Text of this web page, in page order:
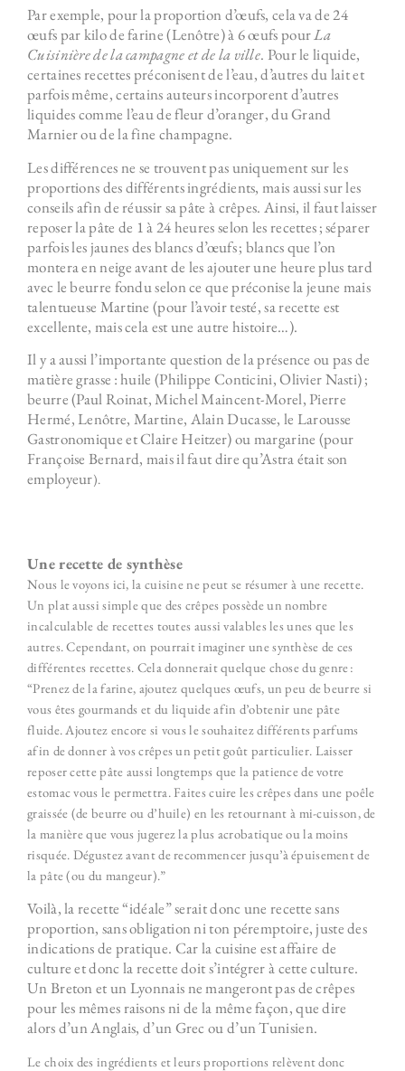
Par exemple, pour la proportion d’œufs, cela va de 24
œufs par kilo de farine (Lenôtre) à 6 œufs pourLa
Cuisinière de la campagne et de la ville. Pour le liquide,
certaines recettes préconisent de l’eau, d’autres du lait et
parfois même, certains auteurs incorporent d’autres
liquides comme l’eau de fleur d’oranger, du Grand
Marnier ou de la fine champagne.
Les différences ne se trouvent pas uniquement sur les
proportions des différents ingrédients, mais aussi sur les
conseils afin de réussir sa pâte à crêpes. Ainsi, il faut laisser
reposer la pâte de 1 à 24 heures selon les recettes ; séparer
parfois les jaunes des blancs d’œufs ; blancs que l’on
montera en neige avant de les ajouter une heure plus tard
avec le beurre fondu selon ce que préconise la jeune mais
talentueuse Martine (pour l’avoir testé, sa recette est
excellente, mais cela est une autre histoire…).
Il y a aussi l’importante question de la présence ou pas de
matière grasse : huile (Philippe Conticini, Olivier Nasti) ;
beurre (Paul Roinat, Michel Maincent-Morel, Pierre
Hermé, Lenôtre, Martine, Alain Ducasse, le Larousse
Gastronomique et Claire Heitzer) ou margarine (pour
Françoise Bernard, mais il faut dire qu’Astra était son
employeur).
Une recette de synthèse
Nous le voyons ici, la cuisine ne peut se résumer à une recette.
Un plat aussi simple que des crêpes possède un nombre
incalculable de recettes toutes aussi valables les unes que les
autres. Cependant, on pourrait imaginer une synthèse de ces
différentes recettes. Cela donnerait quelque chose du genre :
“Prenez de la farine, ajoutez quelques œufs, un peu de beurre si
vous êtes gourmands et du liquide afin d’obtenir une pâte
fluide. Ajoutez encore si vous le souhaitez différents parfums
afin de donner à vos crêpes un petit goût particulier. Laisser
reposer cette pâte aussi longtemps que la patience de votre
estomac vous le permettra. Faites cuire les crêpes dans une poêle
graissée (de beurre ou d’huile) en les retournant à mi-cuisson, de
la manière que vous jugerez la plus acrobatique ou la moins
risquée. Dégustez avant de recommencer jusqu’à épuisement de
la pâte (ou du mangeur).”
Voilà, la recette “idéale” serait donc une recette sans
proportion, sans obligation ni ton péremptoire, juste des
indications de pratique. Car la cuisine est affaire de
culture et donc la recette doit s’intégrer à cette culture.
Un Breton et un Lyonnais ne mangeront pas de crêpes
pour les mêmes raisons ni de la même façon, que dire
alors d’un Anglais, d’un Grec ou d’un Tunisien.
Le choix des ingrédients et leurs proportions relèvent donc